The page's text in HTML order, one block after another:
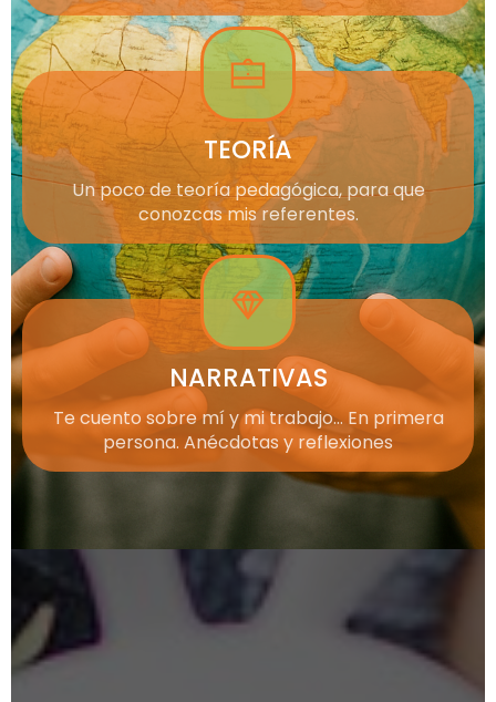
TEORÍA
Un poco de teoría pedagógica, para que
conozcas mis referentes.
NARRATIVAS
Te cuento sobre mí y mi trabajo… En primera
persona. Anécdotas y reflexiones